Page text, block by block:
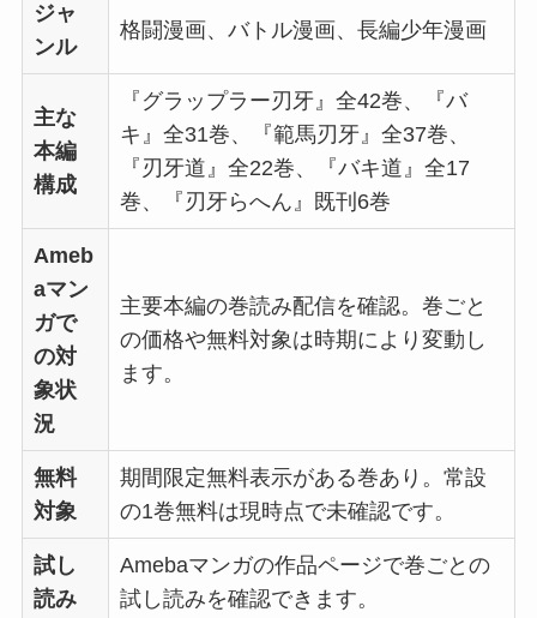
ジャ
ンル
格闘漫画、バトル漫画、長編少年漫画
主な
本編
構成
『グラップラー刃牙』全42巻、『バ
キ』全31巻、『範馬刃牙』全37巻、
『刃牙道』全22巻、『バキ道』全17
巻、『刃牙らへん』既刊6巻
Ameb
aマン
ガで
の対
象状
況
主要本編の巻読み配信を確認。巻ごと
の価格や無料対象は時期により変動し
ます。
無料
対象
期間限定無料表示がある巻あり。常設
の1巻無料は現時点で未確認です。
試し
読み
Amebaマンガの作品ページで巻ごとの
試し読みを確認できます。